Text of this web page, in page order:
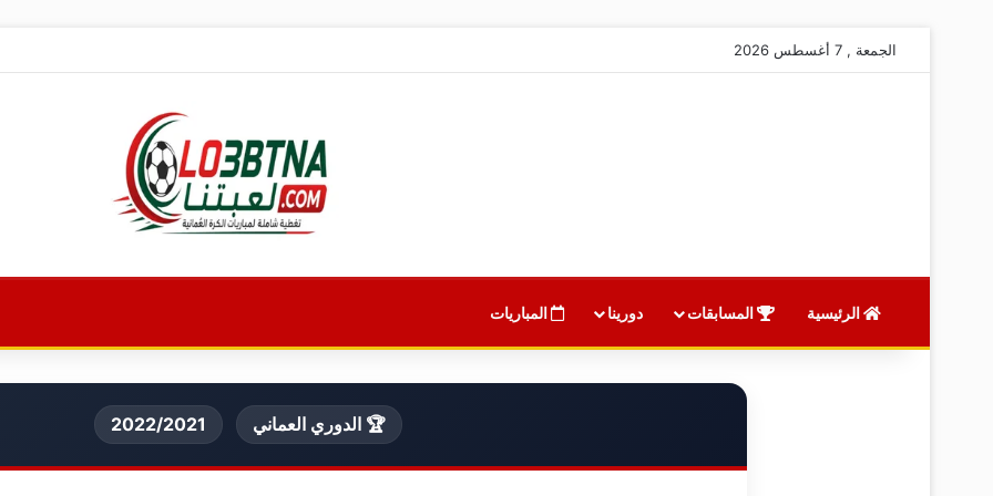
الجمعة , 7 أغسطس 2026
الرئيسية المسابقات دورينا المباريات
🏆 الدوري العماني 2022/2021